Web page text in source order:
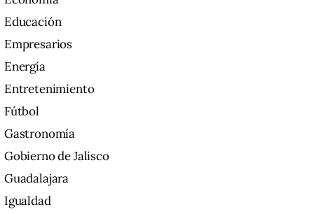
Educación
Empresarios
Energía
Entretenimiento
Fútbol
Gastronomía
Gobierno de Jalisco
Guadalajara
Igualdad